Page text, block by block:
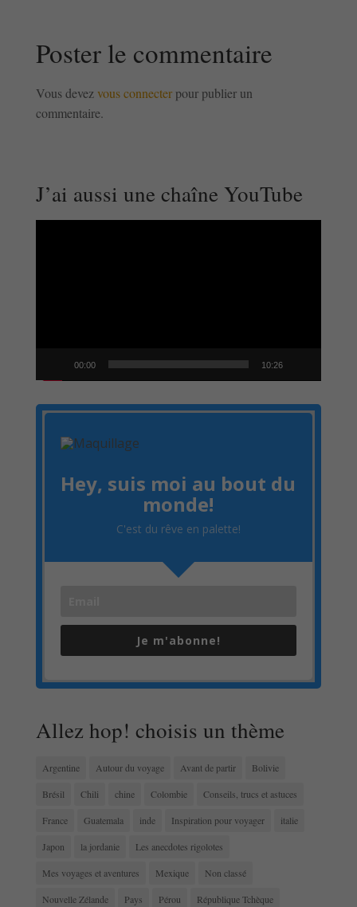
Poster le commentaire
Vous devezvous connecterpour publier un
commentaire.
J’ai aussi une chaîne YouTube
00:00 10:26
Hey, suis moi au bout du
monde!
C'est du rêve en palette!
Je m'abonne!
Allez hop! choisis un thème
Argentine Autour du voyage Avant de partir Bolivie
Brésil Chili chine Colombie Conseils, trucs et astuces
France Guatemala inde Inspiration pour voyager italie
Japon la jordanie Les anecdotes rigolotes
Mes voyages et aventures Mexique Non classé
Nouvelle Zélande Pays Pérou République Tchèque